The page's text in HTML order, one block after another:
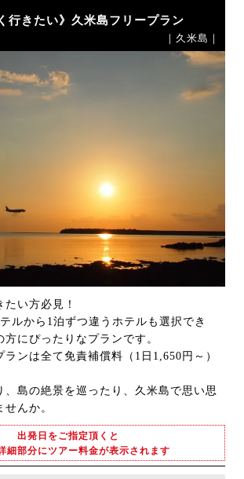
行きたい》久米島フリープラン
｜久米島｜
い方必見！
ルから1泊ずつ違うホテルも選択でき
にぴったりなプランです。
ランは全て免責補償料（1日1,650円～）
、島の絶景を巡ったり、久米島で思い思
んか。
出発日をご指定頂くと
細部分にツアー料金が表示されます